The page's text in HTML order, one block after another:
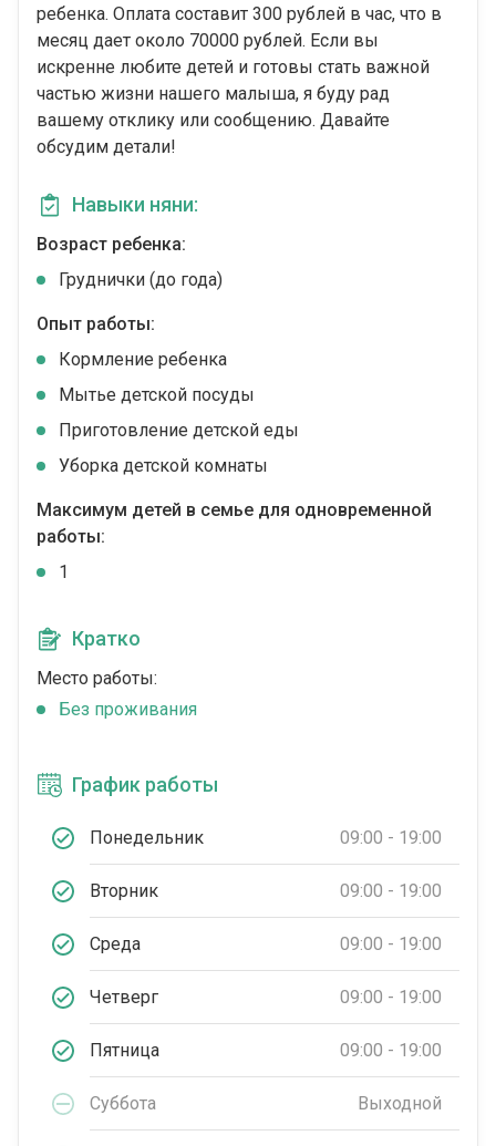
ребенка. Оплата составит 300 рублей в час, что в
месяц дает около 70000 рублей. Если вы
искренне любите детей и готовы стать важной
частью жизни нашего малыша, я буду рад
вашему отклику или сообщению. Давайте
обсудим детали!
Навыки няни:
Возраст ребенка:
Груднички (до года)
Опыт работы:
Кормление ребенка
Мытье детской посуды
Приготовление детской еды
Уборка детской комнаты
Максимум детей в семье для одновременной
работы:
1
Кратко
Место работы:
Без проживания
График работы
Понедельник 09:00 - 19:00
Вторник 09:00 - 19:00
Среда 09:00 - 19:00
Четверг 09:00 - 19:00
Пятница 09:00 - 19:00
Суббота Выходной